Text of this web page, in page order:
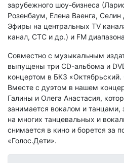
зарубежного шоу-бизнеса
Розенбаум, Елена Ваенга,
Эфиры на центральных ТV
канал, СТС и др.) и FМ
Совместно с музыкальным
выпущены три CD-альбома и
концертом в БКЗ «Октябрьский.
Вместе с дуэтом в нашем
Галины и Олега Анастасия,
занимается вокалом и танцами,
на многих танцевальных и
снимается в кино и борется за
«Голос.Дети».